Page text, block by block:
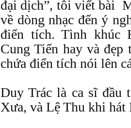
đại dịch”, tôi viết bài
về dòng nhạc đến ý
điển tích. Tình khúc
Cung Tiến hay và
chứa điển tích nói lên
Duy Trác là ca sĩ đầu
Xưa, và Lệ Thu khi